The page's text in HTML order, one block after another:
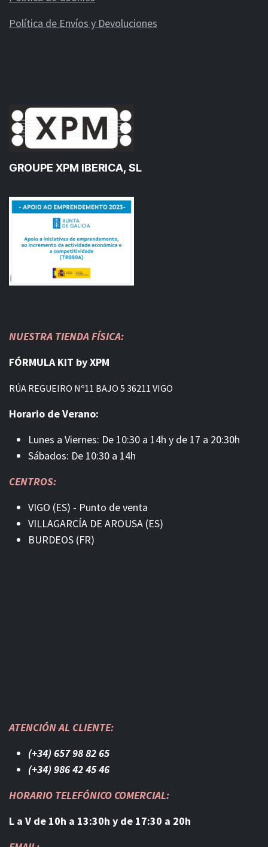
Política de Envíos y Devoluciones
GROUPE XPM IBERICA, SL
NUESTRA TIENDA FÍSICA:
FÓRMULA KIT by XPM
RÚA REGUEIRO Nº11 BAJO 5 36211 VIGO
Horario de Verano:
Lunes a Viernes: De 10:30 a 14h y de 17 a 20:30h
Sábados: De 10:30 a 14h
CENTROS:
VIGO (ES) - Punto de venta
VILLAGARCÍA DE AROUSA (ES)
BURDEOS (FR)
ATENCIÓN AL CLIENTE:
(+34) 657 98 82 65
(+34) 986 42 45 46​
HORARIO TELEFÓNICO COMERCIAL:
L a V de 10h a 13:30h y de 17:30 a 20h